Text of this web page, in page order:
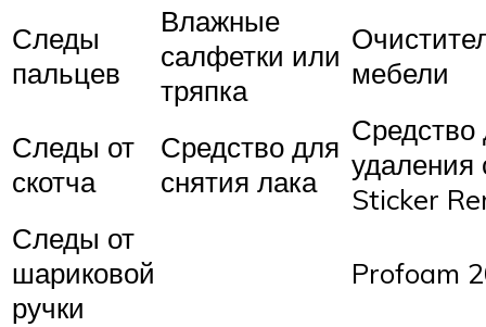
Следы
пальцев
Влажные
салфетки или
тряпка
мебели
Следы от
скотча
Средство для
снятия лака
Средство
удаления
Sticker
Следы от
шариковой
ручки
Profoam